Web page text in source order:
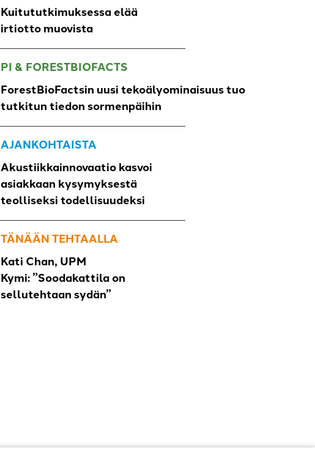
Kuitututkimuksessa elää
irtiotto muovista
PI & FORESTBIOFACTS
ForestBioFactsin uusi tekoälyominaisuus tuo
tutkitun tiedon sormenpäihin
AJANKOHTAISTA
Akustiikkainnovaatio kasvoi
asiakkaan kysymyksestä
teolliseksi todellisuudeksi
TÄNÄÄN TEHTAALLA
Kati Chan, UPM
Kymi: ”Soodakattila on
sellutehtaan sydän”